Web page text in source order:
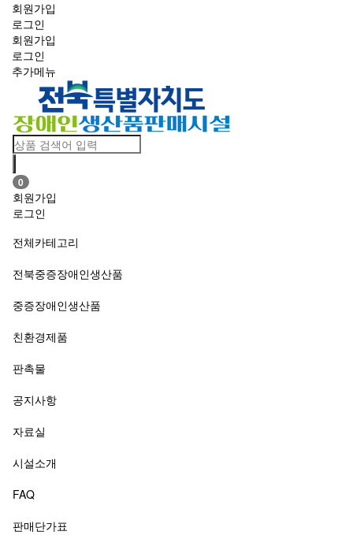
회원가입
로그인
회원가입
로그인
추가메뉴
Toggle
navigation
0
회원가입
로그인
전체카테고리
전북중증장애인생산품
중증장애인생산품
친환경제품
판촉물
공지사항
자료실
시설소개
FAQ
판매단가표